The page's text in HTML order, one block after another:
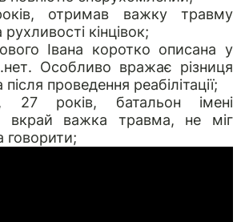
, отримав важку травму
кінцівок;
Івана коротко описана у
Особливо вражає різниця
проведення реабілітації;
27 років, батальон імені
вкрай важка травма, не міг
говорити;